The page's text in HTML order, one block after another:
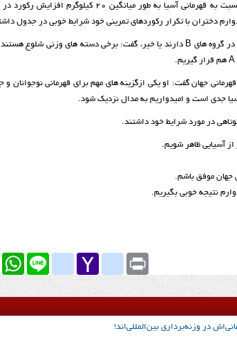
سرمربی تیم ملی وزنه برداری بانوان همچنین گفت: نسبت
دختران با تکرار رکوردهای تمرینی خود شرایط خوبی در جدول
قهرمانی جهان گفت: او یکی ازگزینه های مهم برای قهرمانی نوجوانان
جدی است و امیدواریم به مدال نزدیک شود.
در مورد شرایط خود داشتند.
از آسیایی ظاهر شویم.
جهان موفق باشم.
نتیجه خوبی بگیریم.
Line
google_bookmarks
Yahoo
yahoo_messenger Print
در وزنه‌برداری‌ بین‌المللی‌اند!